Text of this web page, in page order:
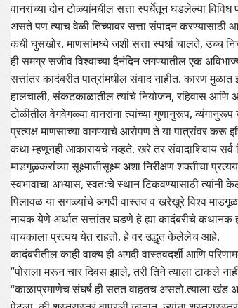
वानरांच्या दोन टोळ्यांमधील सत्ता स्पर्धेतून घडलेल्या
असते पण त्याच वेळी तिच्यावर सत्ता संपादन
कधी घुसखोर. माणसांमध्ये जशी सत्ता स्पर्धा चालते, उच्च
ही समग्र सजीव विश्वाच्या दैनंदिन जगण्यातील एक
सत्तांतर कादंबरीत पात्रांमधील संवाद नाहीत. कारण
हालचाली, संकटकाळातील त्यांचे नियोजन, रहिवास आणि
टोळीतील वेगवेगळ्या वानरांना त्यांच्या गुणानुरूप,
प्रत्यक्ष माणसाच्या वागण्याचे आरोपण ते या पात्रांवर
कथा म्हणूनही आकारायचे नव्हते. खरे तर संवादाशिवाय
माडगूळकरांच्या सूक्ष्मातीसूक्ष्म अशा निरीक्षण शक्तीचा
स्वभावाचा अभ्यास, स्वतःचे स्थान टिकवण्यासाठी त्यांनी
पिलावळ या सगळ्यांचे अगदी वास्तव व खरेखुरे विश्व
नायक येणे अर्थात सत्तांतर घडणे हे ह्या कादंबरीचे कथानक
वाचकाला प्रत्यय येत राहतो, हे वर उद्धृत केलेलेच आहे.
कादंबरीतील काही वाक्य ही अगदी वास्तवदर्शी आणि
“पोराला मरून चार दिवस झाले, तरी तिने त्याला टाकले
“काळाप्रमाणेच संघर्ष ही सतत वाहतच असतो.त्याला खंड